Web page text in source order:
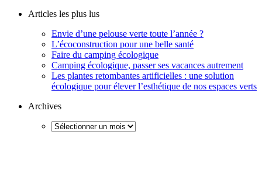
Articles les plus lus
Envie d’une pelouse verte toute l’année ?
L’écoconstruction pour une belle santé
Faire du camping écologique
Camping écologique, passer ses vacances autrement
Les plantes retombantes artificielles : une solution
écologique pour élever l’esthétique de nos espaces verts
Archives